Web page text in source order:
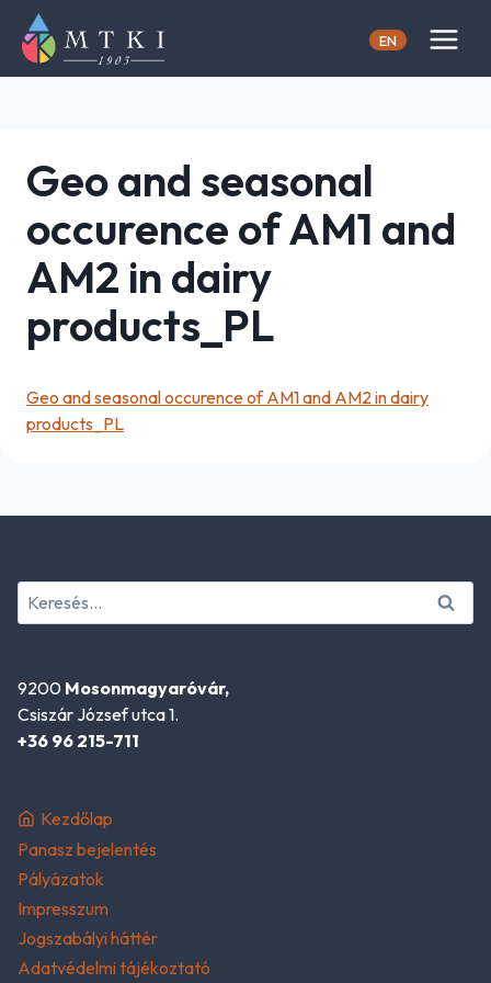
content
EN
Geo and seasonal
occurence of AM1 and
AM2 in dairy
products_PL
Geo and seasonal occurence of AM1 and AM2 in dairy
products_PL
Keresés:
9200 Mosonmagyaróvár,
Csiszár József utca 1.
+36 96 215-711
Kezdőlap
Panasz bejelentés
Pályázatok
Impresszum
Jogszabályi háttér
Adatvédelmi tájékoztató